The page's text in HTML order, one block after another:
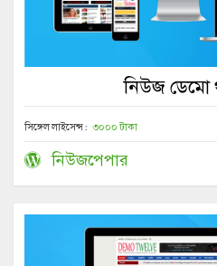
নিউজ ডেমো
সিঙ্গেল লাইসেন্স : ৩০০০ টাকা
নিউজপেপার